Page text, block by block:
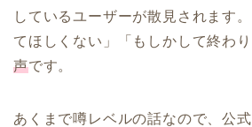
しているユーザーが散見されます
てほしくない」「もしかして終わ
声です。
あくまで噂レベルの話なので、公